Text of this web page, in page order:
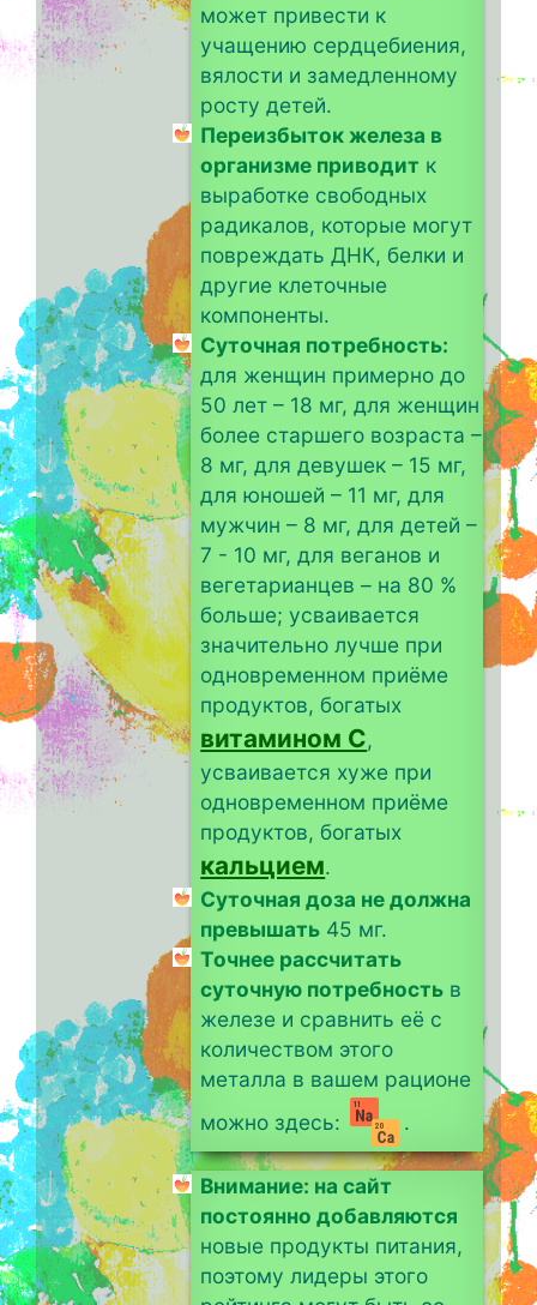
может привести к
учащению сердцебиения,
вялости и замедленному
росту детей.
Переизбыток железа в
организме приводит к
выработке свободных
радикалов, которые могут
повреждать ДНК, белки и
другие клеточные
компоненты.
Суточная потребность:
для женщин примерно до
50 лет – 18 мг, для женщин
более старшего возраста –
8 мг, для девушек – 15 мг,
для юношей – 11 мг, для
мужчин – 8 мг, для детей –
7 - 10 мг, для веганов и
вегетарианцев – на 80 %
больше; усваивается
значительно лучше при
одновременном приёме
продуктов, богатых
витамином C,
усваивается хуже при
одновременном приёме
продуктов, богатых
кальцием.
Суточная доза не должна
превышать 45 мг.
Точнее рассчитать
суточную потребность в
железе и сравнить её с
количеством этого
металла в вашем рационе
можно здесь:
.
Внимание: на сайт
постоянно добавляются
новые продукты питания,
поэтому лидеры этого